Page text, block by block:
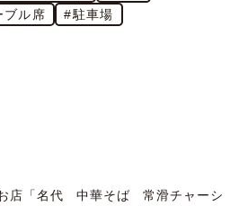
ブル席 #駐車場
店「名代 中華そば 常滑チャーシ